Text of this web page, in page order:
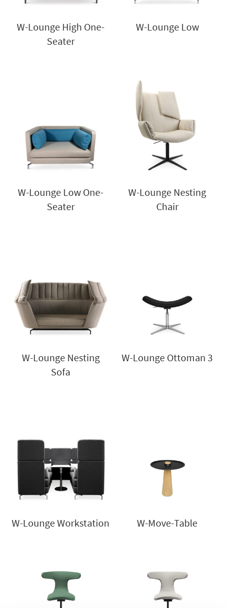
W-Lounge High One-
Seater
W-Lounge Low
W-Lounge Low One-
Seater
W-Lounge Nesting
Chair
W-Lounge Nesting
Sofa
W-Lounge Ottoman 3
W-Lounge Workstation W-Move-Table